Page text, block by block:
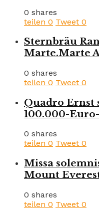
0 shares
teilen 0 Tweet 0
Sternbräu
Marte.Marte
0 shares
teilen 0 Tweet 0
Quadro Ernst
100.000-
0 shares
teilen 0 Tweet 0
Missa
Mount
0 shares
teilen 0 Tweet 0